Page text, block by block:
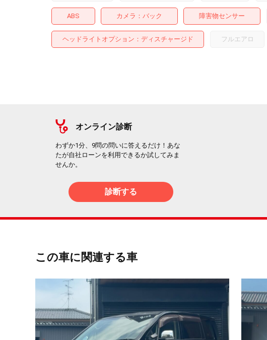
ABS カメラ バック 障害物センサー
ヘッドライトオプション ディスチャージド フルエアロ
オンライン診断
わずか1分、9問の問いに答えるだけ！あな
たが自社ローンを利用できるか試してみま
せんか。
診断する
この車に関連する車